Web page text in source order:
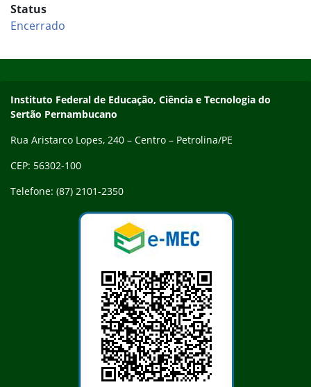
Status
Encerrado
Endereço
Instituto Federal de Educação, Ciência e Tecnologia do
Sertão Pernambucano
Rua Aristarco Lopes, 240 – Centro – Petrolina/PE
CEP: 56302-100
Telefone: (87) 2101-2350